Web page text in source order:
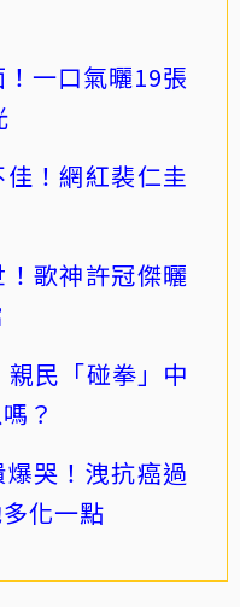
一口氣曬19張
！網紅裴仁圭
歌神許冠傑曬
民「碰拳」中
？
哭！洩抗癌過
化一點